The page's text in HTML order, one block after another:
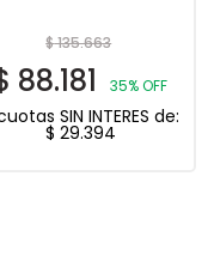
$135.663
88.181 35% OFF
SIN INTERES de:
$ 29.394